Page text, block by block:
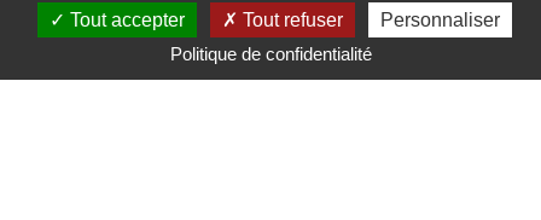
Nos magasins
Tout accepter
Tout refuser
Personnaliser
Politique de confidentialité